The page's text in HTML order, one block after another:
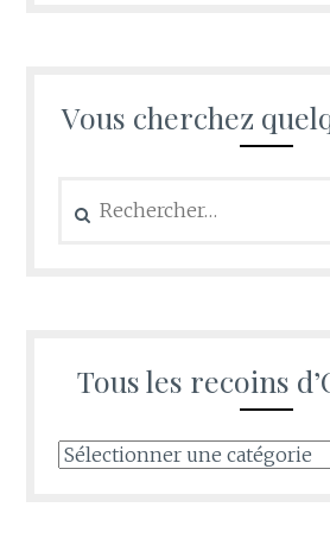
Vous cherchez
Tous les recoins
Tous